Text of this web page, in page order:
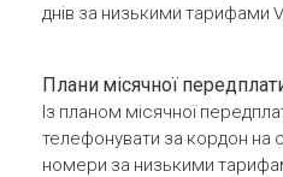
днів за низькими тарифами
Плани місячної
Із планом місячної
телефонувати за кордон на
номери за низькими